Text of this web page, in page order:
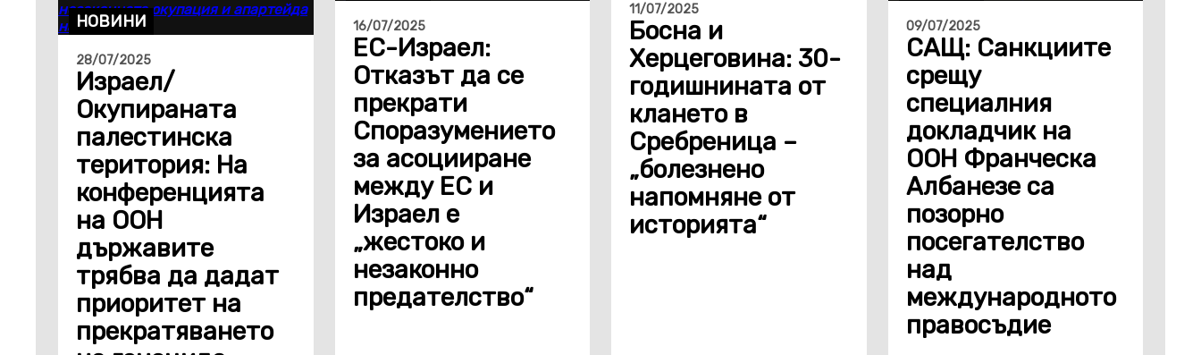
НОВИНИ
28/07/2025
Израел/
Окупираната
палестинска
територия: На
конференцията
на ООН
държавите
трябва да дадат
приоритет на
прекратяването
16/07/2025
ЕС-Израел:
Отказът да се
прекрати
Споразумението
за асоцииране
между ЕС и
Израел е
„жестоко и
незаконно
предателство“
11/07/2025
Босна и
Херцеговина: 30-
годишнината от
клането в
Сребреница –
„болезнено
напомняне от
историята“
09/07/2025
САЩ: Санкциите
срещу
специалния
докладчик на
ООН Франческа
Албанезе са
позорно
посегателство
над
международното
правосъдие